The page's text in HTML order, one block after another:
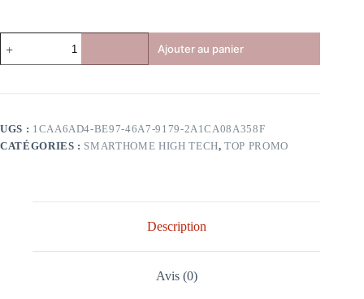
Ajouter au panier
UGS : 1CAA6AD4-BE97-46A7-9179-2A1CA08A358F
CATÉGORIES : SMARTHOME HIGH TECH,TOP PROMO
Description
Avis (0)